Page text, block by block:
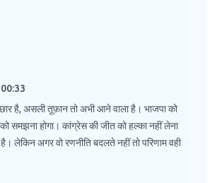
है, असली तूफ़ान तो अभी आने वाला है। भाजपा को
समझना होगा। कांग्रेस की जीत को हल्का नहीं लेना
लेकिन अगर वो रणनीति बदलते नहीं तो परिणाम वही